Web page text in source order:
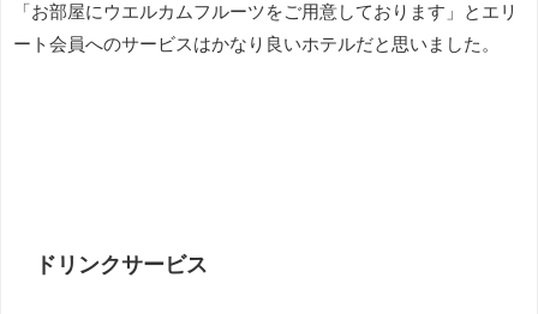
「お部屋にウエルカムフルーツをご用意しております」とエリ
ート会員へのサービスはかなり良いホテルだと思いました。
ドリンクサービス